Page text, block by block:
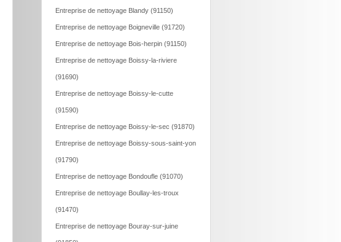
Entreprise de nettoyage Blandy (91150)
Entreprise de nettoyage Boigneville (91720)
Entreprise de nettoyage Bois-herpin (91150)
Entreprise de nettoyage Boissy-la-riviere
(91690)
Entreprise de nettoyage Boissy-le-cutte
(91590)
Entreprise de nettoyage Boissy-le-sec (91870)
Entreprise de nettoyage Boissy-sous-saint-yon
(91790)
Entreprise de nettoyage Bondoufle (91070)
Entreprise de nettoyage Boullay-les-troux
(91470)
Entreprise de nettoyage Bouray-sur-juine